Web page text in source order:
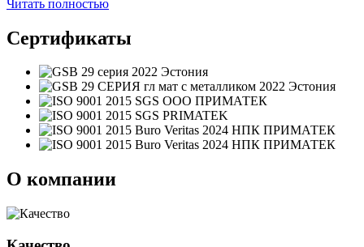
Читать полностью
Сертификаты
О компании